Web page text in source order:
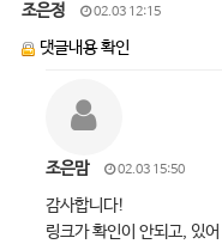
조은정 02.03 12:15
댓글내용 확인
조은맘 02.03 15:50
감사합니다!
링크가 확인이 안되고, 있